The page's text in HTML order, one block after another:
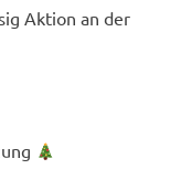
Aktion an der